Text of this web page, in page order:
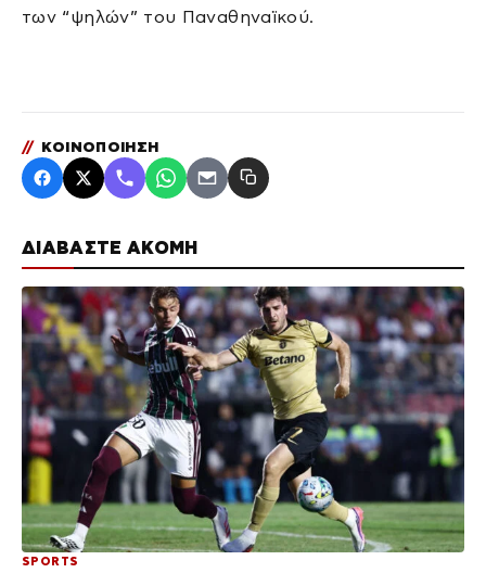
ΔΙΑΒΑΣΤΕ ΑΚΟΜΗ
SPORTS
των “ψηλών” του Παναθηναϊκού.
// ΚΟΙΝΟΠΟΙΗΣΗ